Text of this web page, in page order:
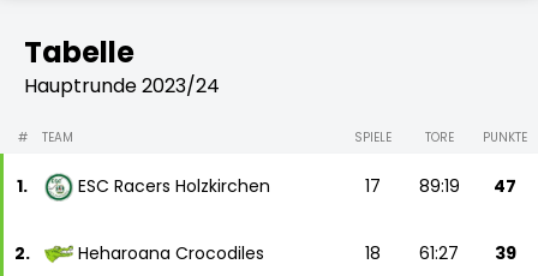
Tabelle
Hauptrunde 2023/24
# TEAM SPIELE TORE PUNKTE
1. ESC Racers Holzkirchen 17 89:19 47
2. Heharoana Crocodiles 18 61:27 39